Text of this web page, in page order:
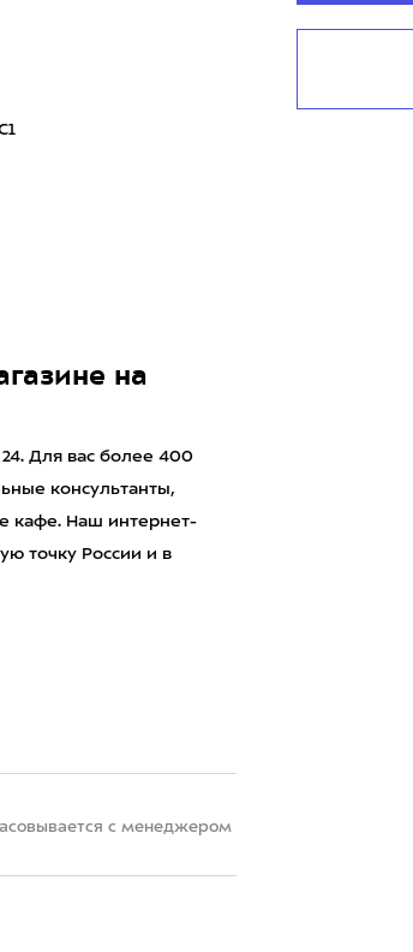
на
Для вас более 400
консультанты,
кафе. Наш интернет-
точку России и в
с менеджером